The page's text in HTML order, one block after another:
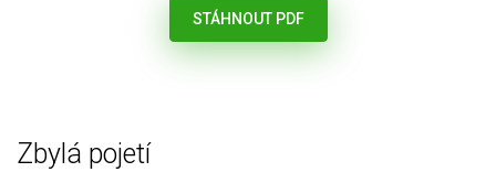
STÁHNOUT PDF
Zbylá pojetí